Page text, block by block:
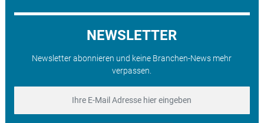
NEWSLETTER
Newsletter abonnieren und keine Branchen-News mehr
verpassen.